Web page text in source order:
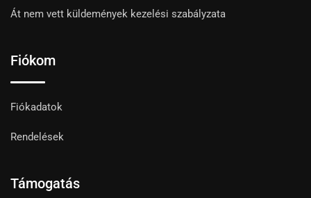
Át nem vett küldemények kezelési szabályzata
Fiókom
Fiókadatok
Rendelések
Támogatás